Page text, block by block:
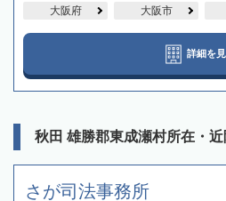
大阪府 大阪市
詳細を
秋田 雄勝郡東成瀬村所在・
さが司法事務所